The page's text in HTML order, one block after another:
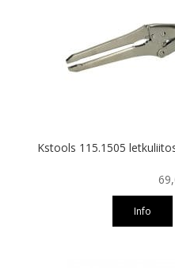
Kstools 115.1505
Info